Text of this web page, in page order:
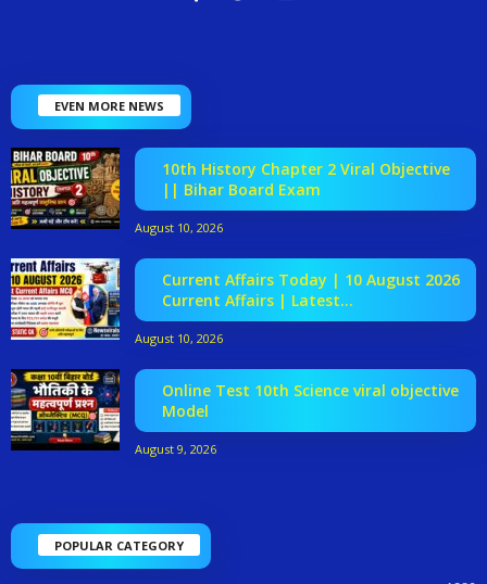
EVEN MORE NEWS
10th History Chapter 2 Viral Objective
|| Bihar Board Exam
August 10, 2026
Current Affairs Today | 10 August 2026
Current Affairs | Latest...
August 10, 2026
Online Test 10th Science viral objective
Model
August 9, 2026
POPULAR CATEGORY